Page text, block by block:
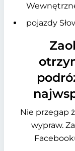
pojazdy
Nie przegap
wypraw.